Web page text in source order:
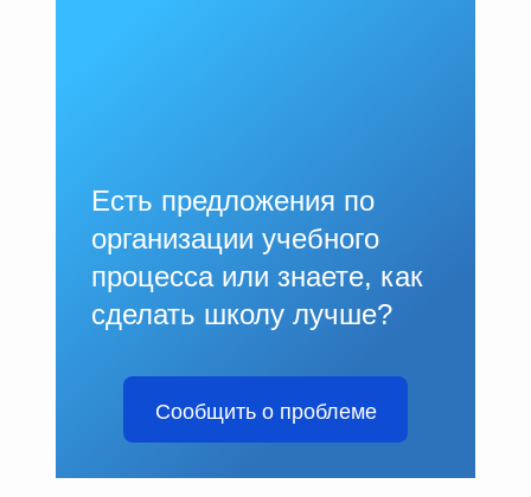
Есть предложения по
организации учебного
процесса или знаете, как
сделать школу лучше?
Сообщить о проблеме